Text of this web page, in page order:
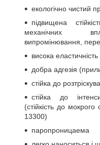
екологічно чистий
підвищена
механічних
випромінювання,
висока
добра адгезія
стійка до
стійка до
(стійкість до
13300)
паропроницаема